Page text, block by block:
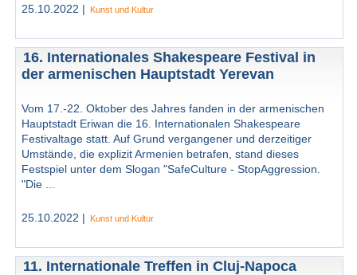
25.10.2022 | Kunst und Kultur
16. Internationales Shakespeare Festival in
der armenischen Hauptstadt Yerevan
Vom 17.-22. Oktober des Jahres fanden in der armenischen
Hauptstadt Eriwan die 16. Internationalen Shakespeare
Festivaltage statt. Auf Grund vergangener und derzeitiger
Umstände, die explizit Armenien betrafen, stand dieses
Festspiel unter dem Slogan "SafeCulture - StopAggression.
"Die ...
25.10.2022 | Kunst und Kultur
11. Internationale Treffen in Cluj-Napoca